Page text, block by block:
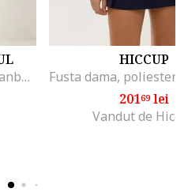
Fusta mini, Happiness Istanbul, neagra, bumbac, talie elastica
HICCUP
20169lei
Vandut de